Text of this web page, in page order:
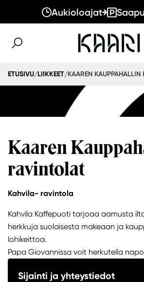
Aukioloajat
ETUSIVU/LIIKKEET/KAAREN KAUPPAHALLIN
Kaaren
ravintolat
Kahvila- ravintola
Kahvila Kaffepuoti tarjoaa aamusta
herkkuja suolaisesta makeaan ja
lohikeittoa.
Papa Giovannissa voit herkutella
Sijainti ja yhteystiedot